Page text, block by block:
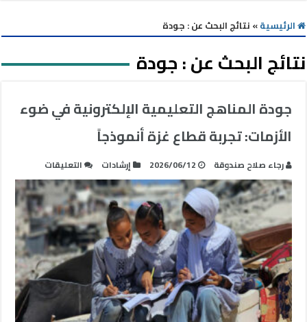
الرئيسية» نتائج البحث عن : جودة
نتائج البحث عن :جودة
جودة المناهج التعليمية الإلكترونية في ضوء
الأزمات: تجربة قطاع غزة أنموذجاً
رجاء صلاح صندوقة 2026/06/12 إرشادات التعليقات
جودة
المناهج
التعليمية
الإلكترونية
في
ضوء
الأزمات:
تجربة
قطاع